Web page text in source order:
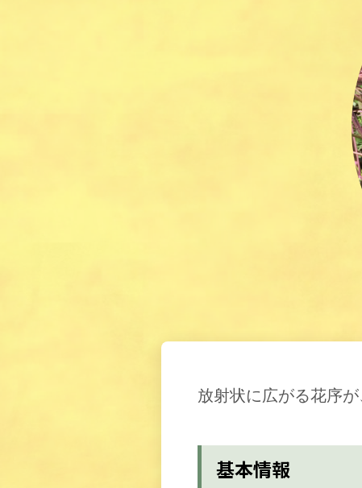
放射状に広がる花序
基本情報